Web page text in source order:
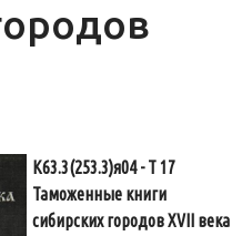
К63.3(253.3)я04 - Т 17
Таможенные книги
сибирских городов XVII века